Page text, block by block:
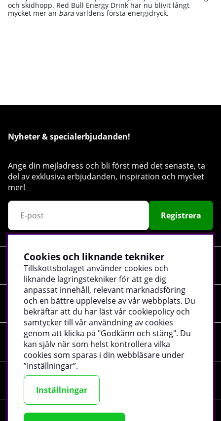
och skidhopp. Red Bull Energy Drink har nu blivit långt
mycket mer än bara världens första energidryck.
Nyheter & specialerbjudanden!
Ange din mejladress och bli först med det senaste, ta
del av exklusiva erbjudanden, inspiration och mycket
mer!
Registrera
Shopping
Information
Sociala medier
Företagsuppgifter
Cookies och liknande tekniker
Tillskottsbolaget använder cookies och
liknande lagringstekniker för att ge dig
anpassat innehåll, relevant marknadsföring
och en bättre upplevelse av vår webbplats. Du
bekräftar att du har läst vår cookiepolicy och
samtycker till vår användning av cookies
genom att klicka på "Godkänn och stäng". Du
kan själv när som helst kontrollera vilka
cookies som sparas i din webbläsare under
”Inställningar”.
Inställningar